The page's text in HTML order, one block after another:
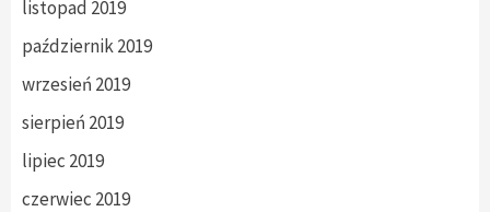
listopad 2019
październik 2019
wrzesień 2019
sierpień 2019
lipiec 2019
czerwiec 2019